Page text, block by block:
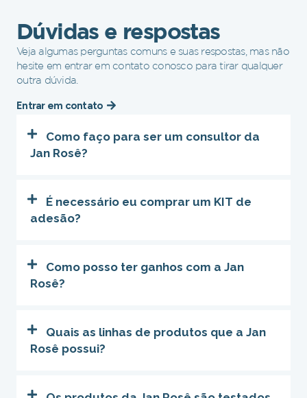
Dúvidas e respostas
Veja algumas perguntas comuns e suas respostas, mas não
hesite em entrar em contato conosco para tirar qualquer
outra dúvida.
Entrar em contato
Como faço para ser um consultor da
Jan Rosê?
É necessário eu comprar um KIT de
adesão?
Como posso ter ganhos com a Jan
Rosê?
Quais as linhas de produtos que a Jan
Rosê possui?